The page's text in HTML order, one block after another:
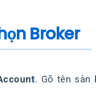
Broker
. Gõ tên sàn